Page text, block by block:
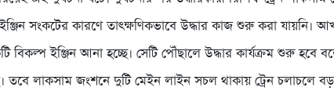
সংকটের কারণে তাৎক্ষণিকভাবে উদ্ধার কাজ শুরু করা যায়নি।
বিকল্প ইঞ্জিন আনা হচ্ছে। সেটি পৌঁছালে উদ্ধার কার্যক্রম শুরু হবে
তবে লাকসাম জংশনে দুটি মেইন লাইন সচল থাকায় ট্রেন চলাচলে